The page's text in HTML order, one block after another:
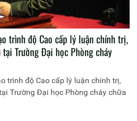
trình độ Cao cấp lý luận chính trị,
Trường Đại học Phòng cháy
trình độ Cao cấp lý luận chính trị,
Trường Đại học Phòng cháy chữa